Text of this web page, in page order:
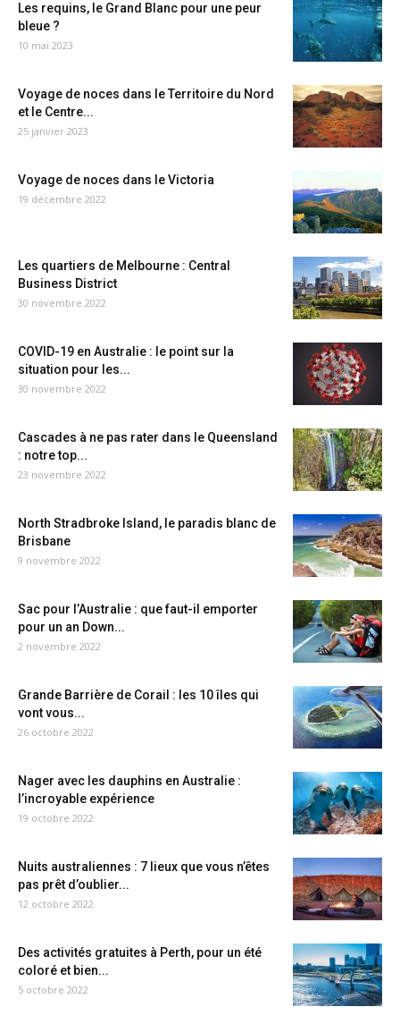
Les requins, le Grand Blanc pour une peur
bleue ?
10 mai 2023
Voyage de noces dans le Territoire du Nord
et le Centre...
25 janvier 2023
Voyage de noces dans le Victoria
19 décembre 2022
Les quartiers de Melbourne : Central
Business District
30 novembre 2022
COVID-19 en Australie : le point sur la
situation pour les...
30 novembre 2022
Cascades à ne pas rater dans le Queensland
: notre top...
23 novembre 2022
North Stradbroke Island, le paradis blanc de
Brisbane
9 novembre 2022
Sac pour l’Australie : que faut-il emporter
pour un an Down...
2 novembre 2022
Grande Barrière de Corail : les 10 îles qui
vont vous...
26 octobre 2022
Nager avec les dauphins en Australie :
l’incroyable expérience
19 octobre 2022
Nuits australiennes : 7 lieux que vous n’êtes
pas prêt d’oublier...
12 octobre 2022
Des activités gratuites à Perth, pour un été
coloré et bien...
5 octobre 2022